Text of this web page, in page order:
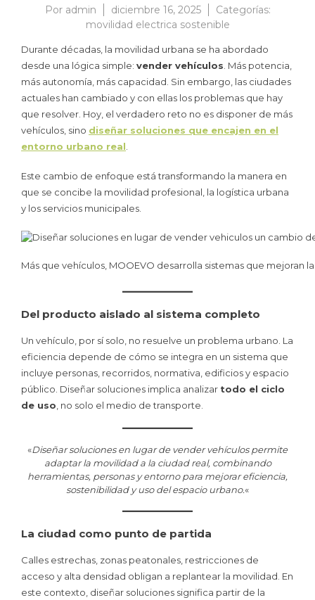
Por admin diciembre 16, 2025
Categorías:
movilidad electrica sostenible
Durante décadas, la movilidad urbana se ha abordado
desde una lógica simple: vender vehículos . Más potencia,
más autonomía, más capacidad. Sin embargo, las ciudades
actuales han cambiado y con ellas los problemas que hay
que resolver. Hoy, el verdadero reto no es disponer de más
vehículos, sino diseñar soluciones que encajen en el
entorno urbano real
Este cambio de enfoque está transformando la manera en
que se concibe la movilidad profesional, la logística urbana
y los servicios municipales.
Más que vehículos, MOOEVO desarrolla sistemas que mejoran
Del producto aislado al sistema completo
Un vehículo, por sí solo, no resuelve un problema urbano. La
eficiencia depende de cómo se integra en un sistema que
incluye personas, recorridos, normativa, edificios y espacio
público. Diseñar soluciones implica analizar todo el ciclo
de uso , no solo el medio de transporte.
«Diseñar soluciones en lugar de vender vehículos permite
adaptar la movilidad a la ciudad real, combinando
herramientas, personas y entorno para mejorar eficiencia,
sostenibilidad y uso del espacio urbano.«
La ciudad como punto de partida
Calles estrechas, zonas peatonales, restricciones de
acceso y alta densidad obligan a replantear la movilidad. En
este contexto, diseñar soluciones significa partir de la